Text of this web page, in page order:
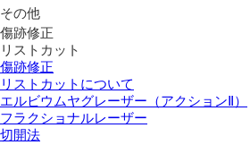
その他
傷跡修正
リストカット
傷跡修正
リストカットについて
エルビウムヤグレーザー（アクションⅡ）
フラクショナルレーザー
切開法